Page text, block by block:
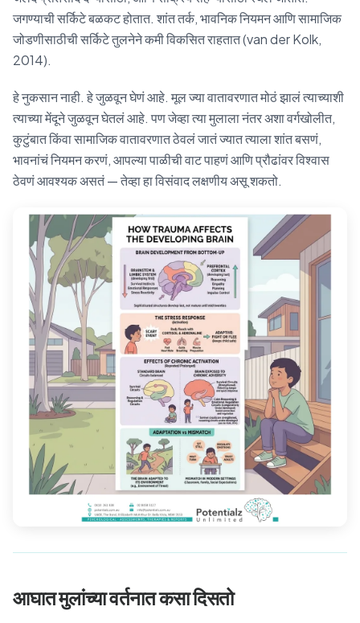
जगण्याची सर्किटे बळकट होतात. शांत तर्क, भावनिक नियमन आणि सामाजिक
जोडणीसाठीची सर्किटे तुलनेने कमी विकसित राहतात (van der Kolk,
2014).
हे नुकसान नाही. हे जुळवून घेणं आहे. मूल ज्या वातावरणात मोठं झालं त्याच्याशी
त्याच्या मेंदूने जुळवून घेतलं आहे. पण जेव्हा त्या मुलाला नंतर अशा वर्गखोलीत,
कुटुंबात किंवा सामाजिक वातावरणात ठेवलं जातं ज्यात त्याला शांत बसणं,
भावनांचं नियमन करणं, आपल्या पाळीची वाट पाहणं आणि प्रौढांवर विश्वास
ठेवणं आवश्यक असतं — तेव्हा हा विसंवाद लक्षणीय असू शकतो.
आघात मुलांच्या वर्तनात कसा दिसतो